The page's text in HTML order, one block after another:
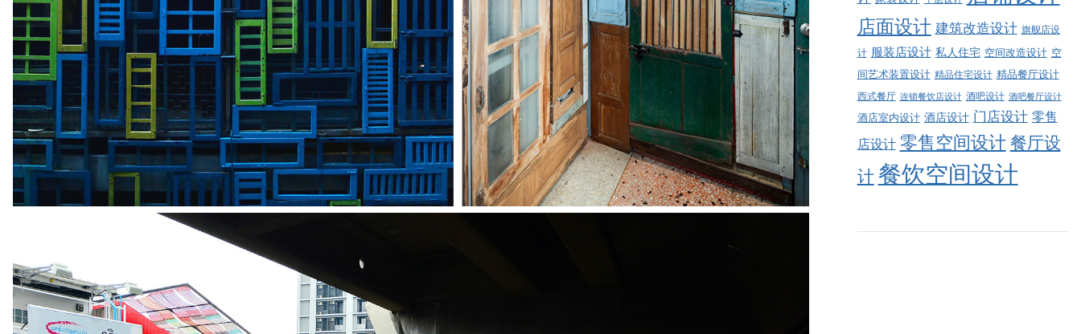
店面设计 建筑改造设计 旗舰店设
计 服装店设计 私人住宅 空间改造设计 空
间艺术装置设计 精品住宅设计 精品餐厅设计
西式餐厅 连锁餐饮店设计 酒吧设计 酒吧餐厅设计
酒店室内设计 酒店设计 门店设计 零售
店设计 零售空间设计 餐厅设
计 餐饮空间设计